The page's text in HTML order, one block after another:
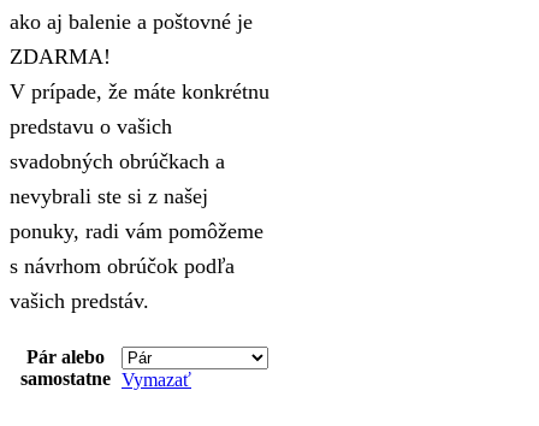
ako aj balenie a poštovné je
ZDARMA!
V prípade, že máte konkrétnu
predstavu o vašich
svadobných obrúčkach a
nevybrali ste si z našej
ponuky, radi vám pomôžeme
s návrhom obrúčok podľa
vašich predstáv.
Pár alebo
samostatne Vymazať